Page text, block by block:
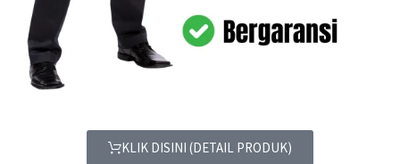
KLIK DISINI (DETAIL PRODUK)